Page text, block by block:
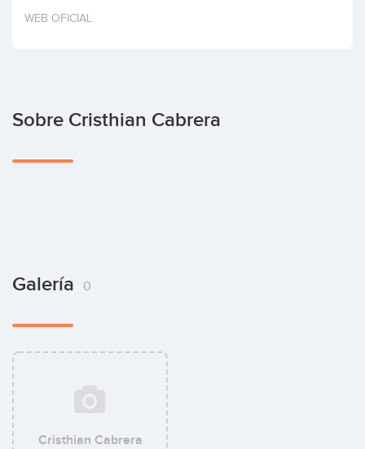
Invertir
WEB OFICIAL
Sobre Cristhian Cabrera
Galería 0
Cristhian Cabrera